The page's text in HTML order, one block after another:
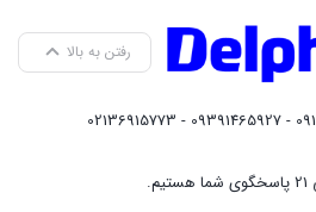
رفتن به بالا